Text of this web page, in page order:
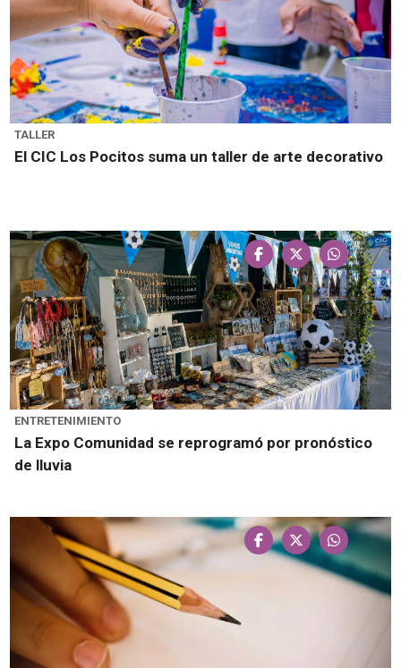
TALLER
El CIC Los Pocitos suma un taller de arte decorativo
ENTRETENIMIENTO
La Expo Comunidad se reprogramó por pronóstico
de lluvia